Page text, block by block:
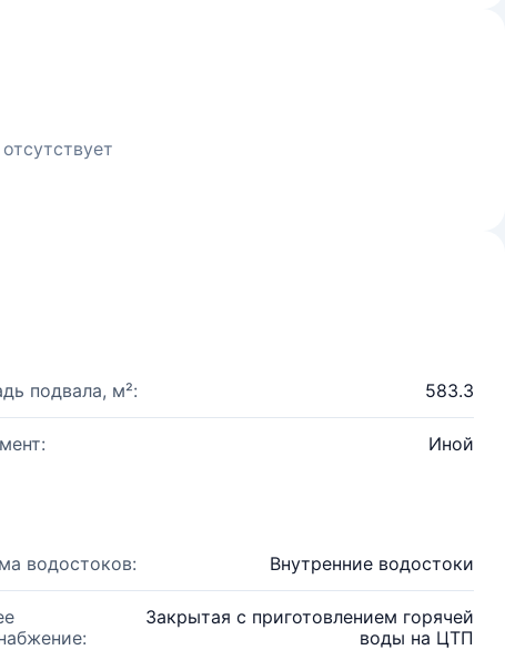
подвала, м²: 583.3
Иной
водостоков: Внутренние водостоки
Закрытая с приготовлением горячей
воды на ЦТП